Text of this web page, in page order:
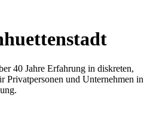
40 Jahre Erfahrung in diskreten,
Privatpersonen und Unternehmen in